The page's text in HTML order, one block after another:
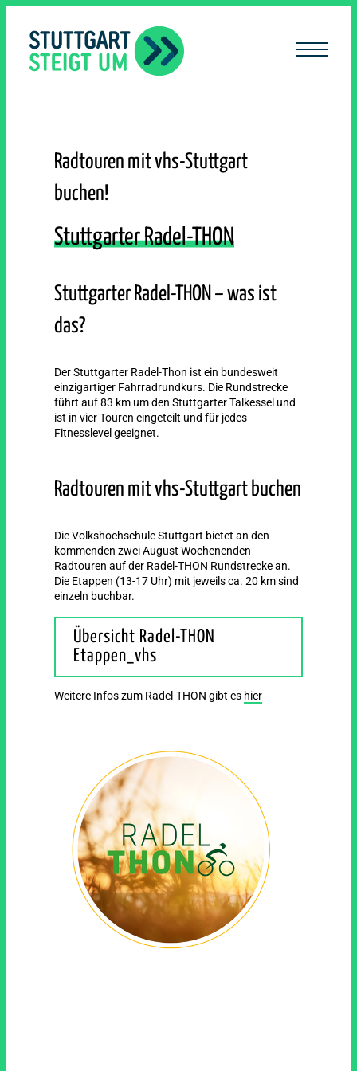
Radtouren mit vhs-Stuttgart
buchen!
Stuttgarter Radel-THON
Stuttgarter Radel-THON – was ist
das?
Der Stuttgarter Radel-Thon ist ein bundesweit
einzigartiger Fahrradrundkurs. Die Rundstrecke
führt auf 83 km um den Stuttgarter Talkessel und
ist in vier Touren eingeteilt und für jedes
Fitnesslevel geeignet.
Radtouren mit vhs-Stuttgart buchen
Die Volkshochschule Stuttgart bietet an den
kommenden zwei August Wochenenden
Radtouren auf der Radel-THON Rundstrecke an.
Die Etappen (13-17 Uhr) mit jeweils ca. 20 km sind
einzeln buchbar.
Übersicht Radel-THON
Etappen_vhs
Weitere Infos zum Radel-THON gibt es hier